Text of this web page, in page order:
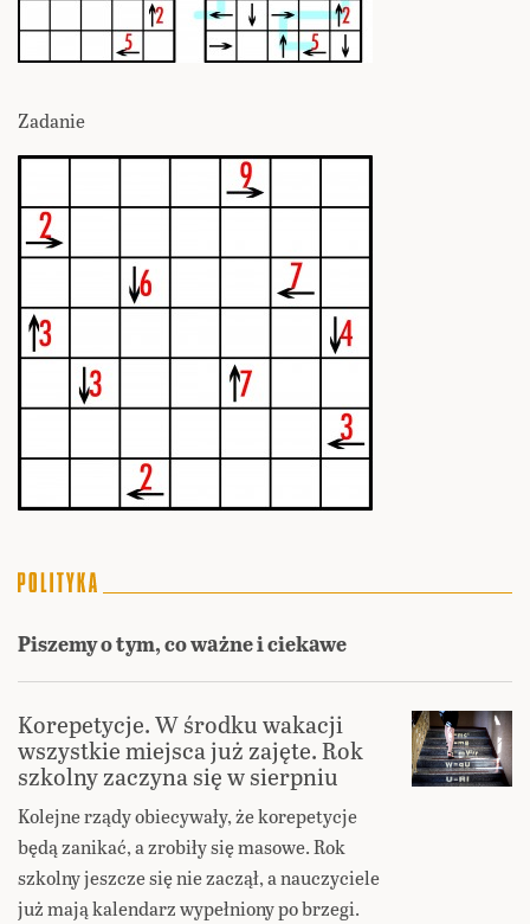
Zadanie
Piszemy o tym, co ważne i ciekawe
Korepetycje. W środku wakacji
wszystkie miejsca już zajęte. Rok
szkolny zaczyna się w sierpniu
Kolejne rządy obiecywały, że korepetycje
będą zanikać, a zrobiły się masowe. Rok
szkolny jeszcze się nie zaczął, a nauczyciele
już mają kalendarz wypełniony po brzegi.